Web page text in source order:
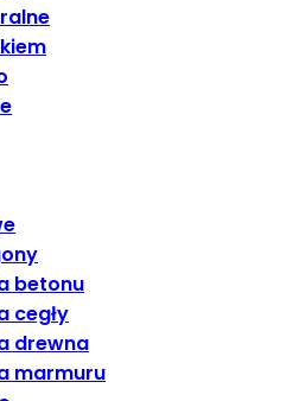
betonu
cegły
drewna
marmuru